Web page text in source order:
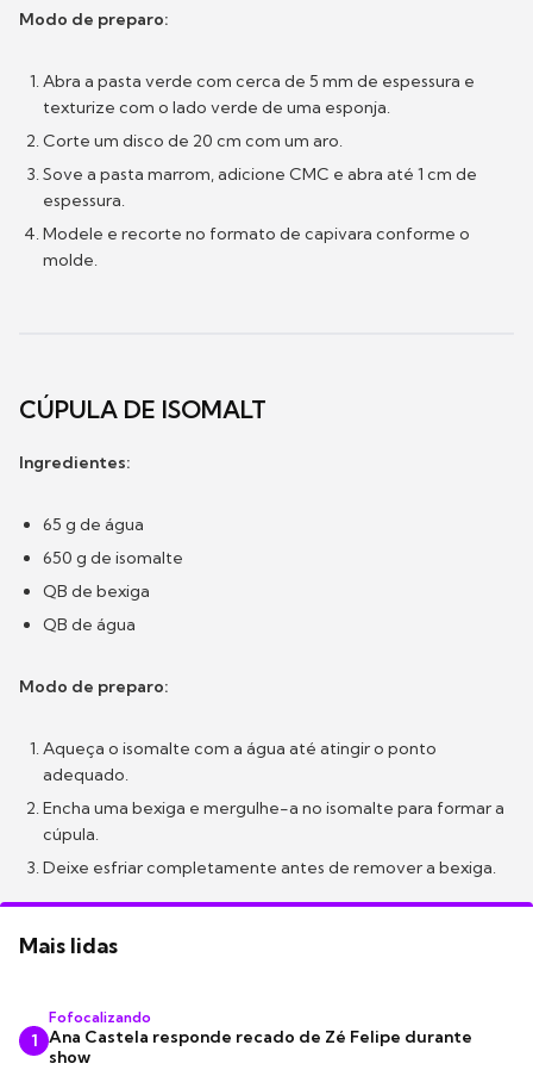
Modo de preparo:
Abra a pasta verde com cerca de 5 mm de espessura e
texturize com o lado verde de uma esponja.
Corte um disco de 20 cm com um aro.
Sove a pasta marrom, adicione CMC e abra até 1 cm de
espessura.
Modele e recorte no formato de capivara conforme o
molde.
CÚPULA DE ISOMALT
Ingredientes:
65 g de água
650 g de isomalte
QB de bexiga
QB de água
Modo de preparo:
Aqueça o isomalte com a água até atingir o ponto
adequado.
Encha uma bexiga e mergulhe-a no isomalte para formar a
cúpula.
Deixe esfriar completamente antes de remover a bexiga.
Mais lidas
1
Fofocalizando
Ana Castela responde recado de Zé Felipe durante
show